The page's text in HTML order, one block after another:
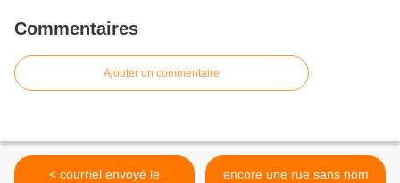
Commentaires
Ajouter un commentaire
< courriel envoyé le
encore une rue sans nom